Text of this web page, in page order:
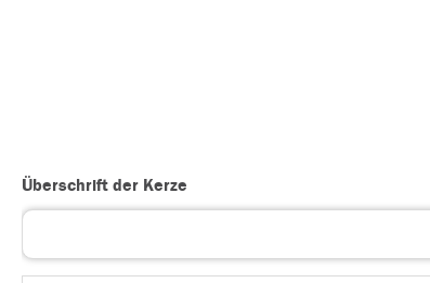
Überschrift der Kerze